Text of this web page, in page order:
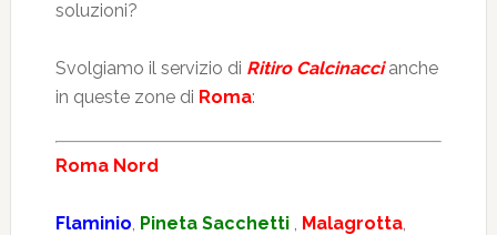
soluzioni?
Svolgiamo il servizio di Ritiro Calcinaccianche
in queste zone di Roma:
Roma Nord
Flaminio, Pineta Sacchetti , Malagrotta,